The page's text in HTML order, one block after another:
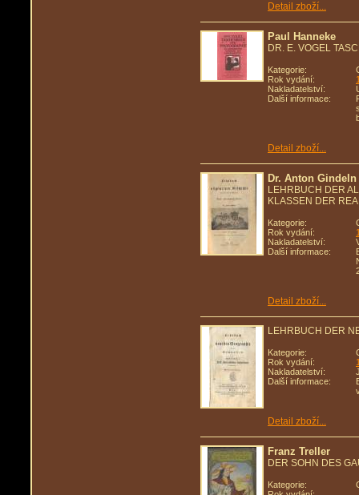
Detail zboží...
Paul Hanneke
DR. E. VOGEL
Kategorie:
Rok vydání:
Nakladatelství:
Další informace:
Detail zboží...
Dr. Anton Gindeln
LEHRBUCH DER
KLASSEN DER
Kategorie:
Rok vydání:
Nakladatelství:
Další informace:
Detail zboží...
LEHRBUCH DER
Kategorie:
Rok vydání:
Nakladatelství:
Další informace:
Detail zboží...
Franz Treller
DER SOHN DES
Kategorie: